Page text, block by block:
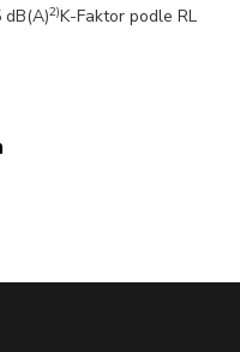
dB(A)2)K-Faktor podle RL